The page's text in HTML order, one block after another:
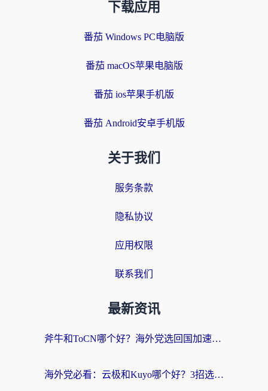
下载应用
番茄 Windows PC电脑版
番茄 macOS苹果电脑版
番茄 ios苹果手机版
番茄 Android安卓手机版
关于我们
服务条款
隐私协议
应用权限
联系我们
最新资讯
斧牛和ToCN哪个好？海外党选回国加速器的避坑指南（附免费工具推荐）
海外党必看：云极和Kuyo哪个好？3招选对回国加速器，无缝刷国内资源